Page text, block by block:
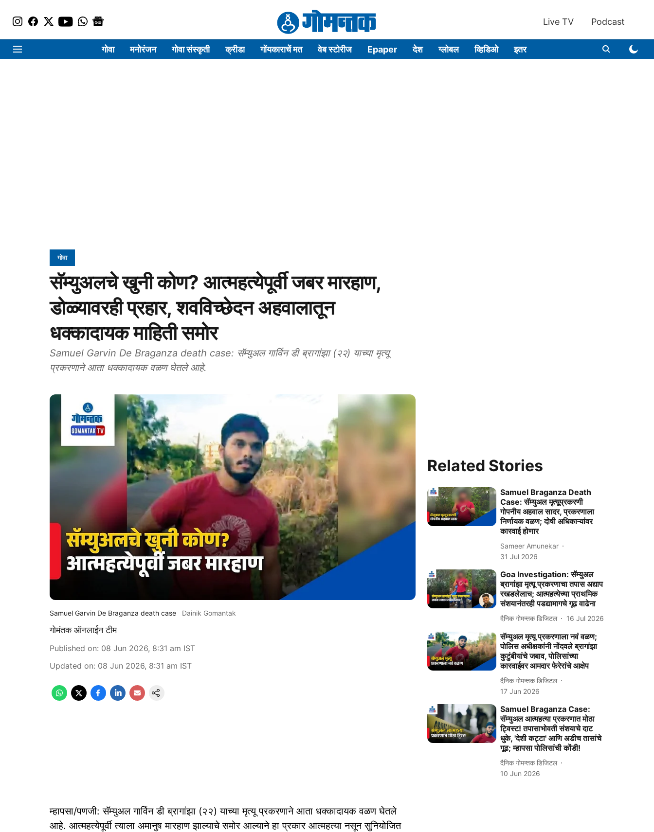
Live TV Podcast
गोवा मनोरंजन गोवा संस्कृती क्रीडा गोंयकाराचें मत वेब स्टोरीज Epaper देश ग्लोबल व्हिडिओ इतर
गोवा
सॅम्युअलचे खुनी कोण? आत्‍महत्‍येपूर्वी जबर मारहाण,
डोळ्‍यावरही प्रहार, शवविच्छेदन अहवालातून
धक्कादायक माहिती समोर
Samuel Garvin De Braganza death case: सॅम्युअल गार्विन डी ब्रागांझा (२२) याच्या मृत्यू
प्रकरणाने आता धक्कादायक वळण घेतले आहे.
Samuel Garvin De Braganza death case Dainik Gomantak
गोमंतक ऑनलाईन टीम
Published on: 08 Jun 2026, 8:31 am IST
Updated on: 08 Jun 2026, 8:31 am IST
म्हापसा/पणजी: सॅम्युअल गार्विन डी ब्रागांझा (२२) याच्या मृत्यू प्रकरणाने आता धक्कादायक वळण घेतले
आहे. आत्महत्येपूर्वी त्याला अमानुष मारहाण झाल्याचे समोर आल्याने हा प्रकार आत्महत्या नसून सुनियोजित
Related Stories
Samuel Braganza Death
Case: सॅम्युअल मृत्यूप्रकरणी
गोपनीय अहवाल सादर, प्रकरणाला
निर्णायक वळण; दोषी अधिकाऱ्यांवर
कारवाई होणार
Sameer Amunekar
31 Jul 2026
Goa Investigation: सॅम्युअल
ब्रागांझा मृत्यू प्रकरणाचा तपास अद्याप
रखडलेलाच; आत्महत्येच्या प्राथमिक
संशयानंतरही पडद्यामागचे गूढ वाढेना
दैनिक गोमन्तक डिजिटल 16 Jul 2026
सॅम्युअल मृत्यू प्रकरणाला नवं वळण;
पोलिस अधीक्षकांनी नोंदवले ब्रागांझा
कुटुंबीयांचे जबाव, पोलिसांच्या
कारवाईवर आमदार फेरेरांचे आक्षेप
दैनिक गोमन्तक डिजिटल
17 Jun 2026
Samuel Braganza Case:
सॅम्युअल आत्महत्या प्रकरणात मोठा
ट्विस्ट! तपासाभोवती संशयाचे दाट
धुके, 'देशी कट्टा' आणि अडीच तासांचे
गूढ; म्हापसा पोलिसांची कोंडी!
दैनिक गोमन्तक डिजिटल
10 Jun 2026